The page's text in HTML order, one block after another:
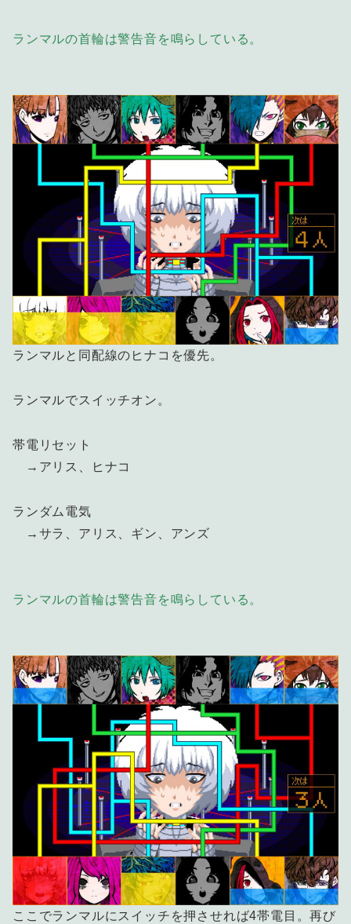
ランマルの首輪は警告音を鳴らしている。
ランマルと同配線のヒナコを優先。
ランマルでスイッチオン。
帯電リセット
→アリス、ヒナコ
ランダム電気
→サラ、アリス、ギン、アンズ
ランマルの首輪は警告音を鳴らしている。
ここでランマルにスイッチを押させれば4帯電目。再び